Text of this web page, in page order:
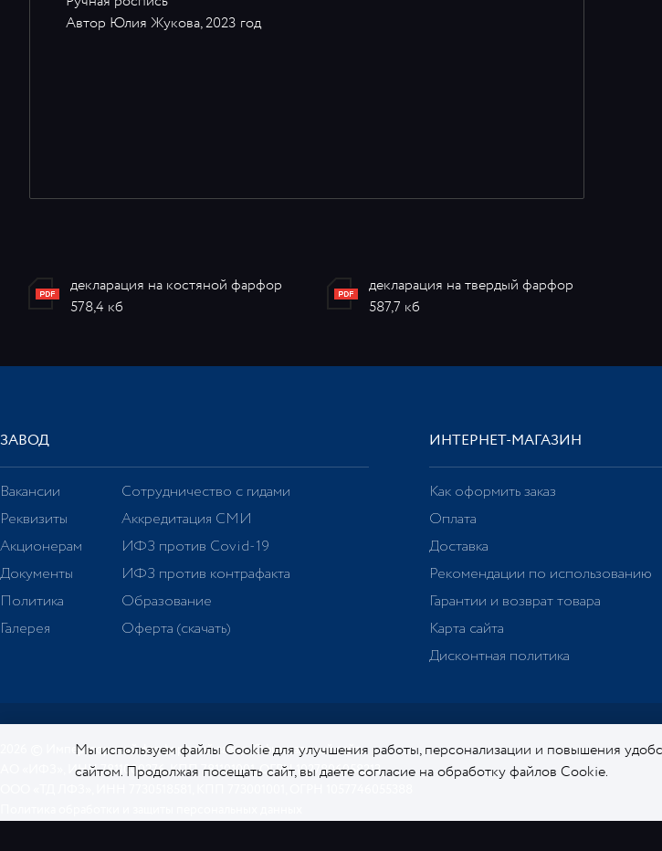
Автор Юлия Жукова, 2023 год
декларация на костяной фарфор
578,4 кб
декларация на твердый фарфор
587,7 кб
ЗАВОД
Вакансии
Реквизиты
Акционерам
Документы
Политика
Галерея
Сотрудничество с гидами
Аккредитация СМИ
ИФЗ против Covid-19
ИФЗ против контрафакта
Образование
Оферта (скачать)
ИНТЕРНЕТ-МАГАЗИН
Как оформить заказ
Оплата
Доставка
Рекомендации по использованию
Гарантии и возврат товара
Карта сайта
Дисконтная политика
2026 © Императорский фарфоровый завод. Официальный сайт.
АО «ИФЗ», ИНН 7811000276, КПП 781101001, ОГРН 1027806058213
Мы используем файлы Cookie для улучшения работы, персонализации и повышения
сайтом. Продолжая посещать сайт, вы даете согласие на обработку файлов Cookie.